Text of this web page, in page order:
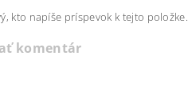
kto napíše príspevok k tejto položke.
komentár